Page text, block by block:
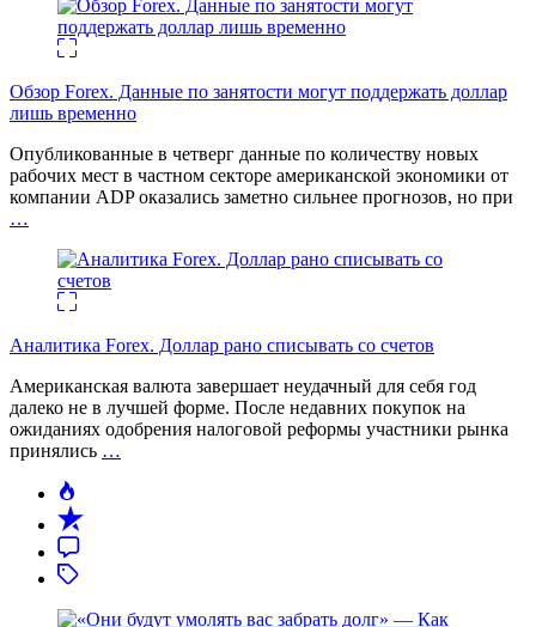
Обзор Forex. Данные по занятости могут поддержать доллар
лишь временно
Опубликованные в четверг данные по количеству новых
рабочих мест в частном секторе американской экономики от
компании ADP оказались заметно сильнее прогнозов, но при
…
Аналитика Forex. Доллар рано списывать со счетов
Американская валюта завершает неудачный для себя год
далеко не в лучшей форме. После недавних покупок на
ожиданиях одобрения налоговой реформы участники рынка
принялись …